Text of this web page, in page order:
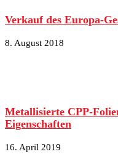
Verkauf des Europa-
8. August 2018
Metallisierte CPP-
Eigenschaften
16. April 2019